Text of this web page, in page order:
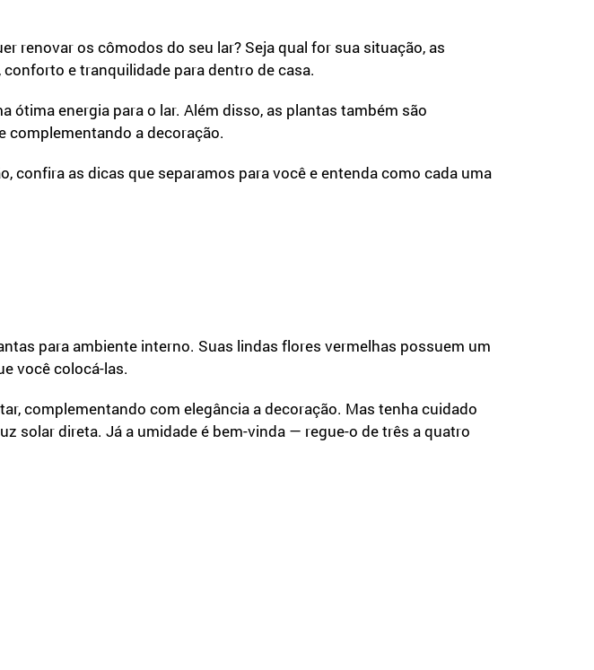
renovar os cômodos do seu lar? Seja qual for sua situação, as
e tranquilidade para dentro de casa.
ótima energia para o lar. Além disso, as plantas também são
complementando a decoração.
confira as dicas que separamos para você e entenda como cada uma
para ambiente interno. Suas lindas flores vermelhas possuem um
você colocá-las.
complementando com elegância a decoração. Mas tenha cuidado
solar direta. Já a umidade é bem-vinda — regue-o de três a quatro